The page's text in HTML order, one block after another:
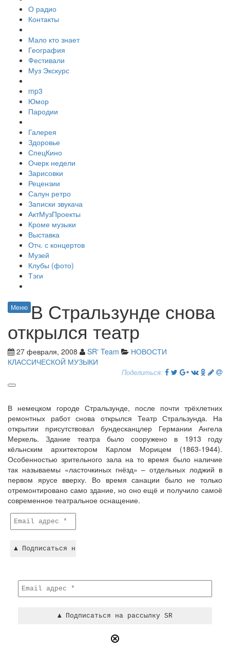
О радио
Контакты
Мало кто знает
География
Фестивали
Муз Экскурс
mp3
Юмор
Пародии
Галерея
Здоровье
СпецКино
Очерк недели
Зарисовки
Рецензии
Салун ретро
Записки звукача
АктМузПроекты
Кроме музыки
Выставка
Отч. с концертов
Музей
Клубы (фото)
Тэги
Меню В Стральзунде снова
открылся театр
27 февраля, 2008 SR' Team
НОВОСТИ
КЛАССИЧЕСКОЙ МУЗЫКИ
Поделиться:
В немецком городе Стральзунде, после почти трёхлетних
ремонтных работ снова открылся Театр Стральзунда. На
открытии присутствовал бундесканцлер Германии Ангела
Меркель. Здание театра было сооружено в 1913 году
кёльнским архитектором Карлом Морицем (1863-1944).
Особенностью зрительного зала на то время было наличие
так называемы «ласточкиных гнёзд» – отдельных лоджий в
первом ярусе вверху. Во время санации было не только
отремонтировано само здание, но оно ещё и получило самоё
современное театральное оснащение.